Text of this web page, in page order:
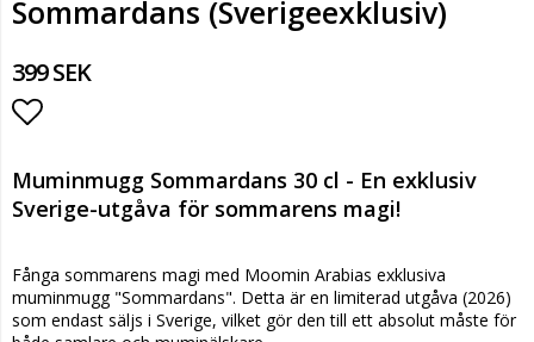
Sommardans (Sverigeexklusiv)
399 SEK
Muminmugg Sommardans 30 cl - En exklusiv
Sverige-utgåva för sommarens magi!
Fånga sommarens magi med Moomin Arabias exklusiva
muminmugg "Sommardans". Detta är en limiterad utgåva (2026)
som endast säljs i Sverige, vilket gör den till ett absolut måste för